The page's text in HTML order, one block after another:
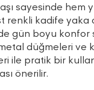
sayesinde
renkli kadife
gün boyu konfor
düğmeleri ve
ile pratik bir
önerilir.